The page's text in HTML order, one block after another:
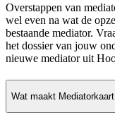
Overstappen van
wel even na wat de
bestaande mediator.
het dossier van jouw
nieuwe mediator uit
Wat maakt